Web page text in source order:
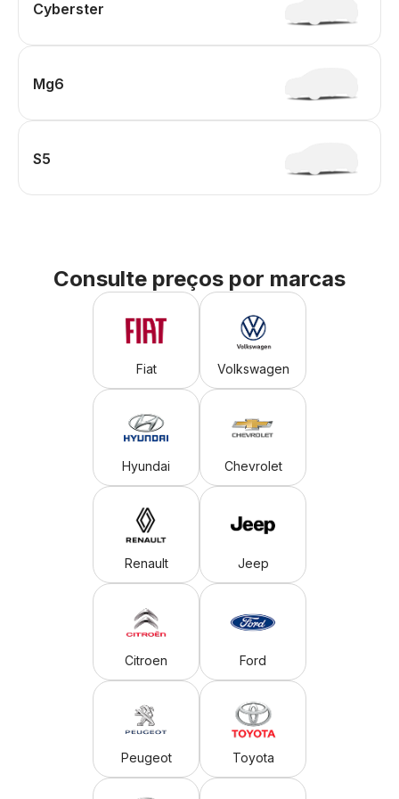
Cyberster
Mg6
S5
Consulte preços por marcas
Fiat Volkswagen
Hyundai Chevrolet
Renault Jeep
Citroen Ford
Peugeot Toyota